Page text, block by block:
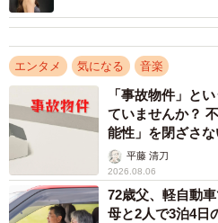
エンタメ 気になる 音楽
「事故物件」と
ていませんか？
能性」を閉ざさ
平藤 清刀
2026.08.06
72歳父、軽自動
母と2人で3泊4